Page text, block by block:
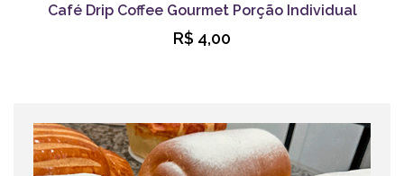
Café Drip Coffee Gourmet Porção Individual
R$ 4,00